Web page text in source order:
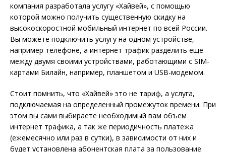
компания разработала услугу «Хайвей», с помощью
которой можно получить существенную скидку на
высокоскоростной мобильный интернет по всей России.
Вы можете подключить услугу на одном устройстве,
например телефоне, а интернет трафик разделить еще
между двумя своими устройствами, работающими с SIM-
картами Билайн, например, планшетом и USB-модемом.
Стоит помнить, что «Хайвей» это не тариф, а услуга,
подключаемая на определенный промежуток времени. При
этом вы сами выбираете необходимый вам объем
интернет трафика, а так же периодичность платежа
(ежемесячно или раз в сутки), в зависимости от них и
будет установлена абонентская плата за пользование